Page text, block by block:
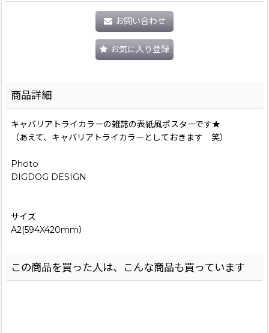
お問い合わせ
お気に入り登録
商品詳細
キャバリアトライカラーの雑誌の表紙風ポスターです★
（あえて、キャバリアトライカラーとしておきます 笑）
Photo
DIGDOG DESIGN
サイズ
A2(594X420mm）
この商品を買った人は、こんな商品も買っています